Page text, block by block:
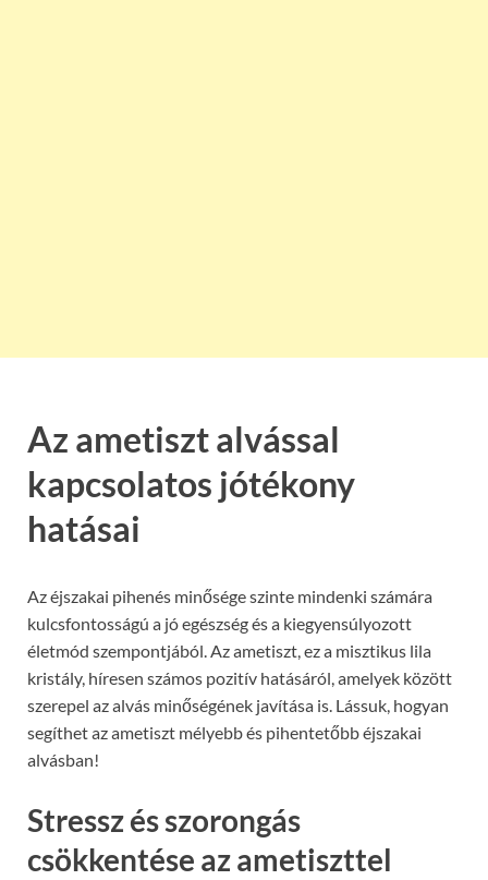
Az ametiszt alvással
kapcsolatos jótékony
hatásai
Az éjszakai pihenés minősége szinte mindenki számára
kulcsfontosságú a jó egészség és a kiegyensúlyozott
életmód szempontjából. Az ametiszt, ez a misztikus lila
kristály, híresen számos pozitív hatásáról, amelyek között
szerepel az alvás minőségének javítása is. Lássuk, hogyan
segíthet az ametiszt mélyebb és pihentetőbb éjszakai
alvásban!
Stressz és szorongás
csökkentése az ametiszttel